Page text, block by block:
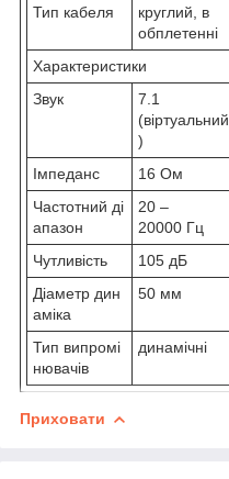
Тип кабеля
круглий, в
обплетенні
Характеристики
Звук
7.1
(віртуальний
)
Імпеданс
16 Ом
Частотний ді
апазон
20 –
20000 Гц
Чутливість
105 дБ
Діаметр дин
аміка
50 мм
Тип випромі
нювачів
динамічні
Приховати